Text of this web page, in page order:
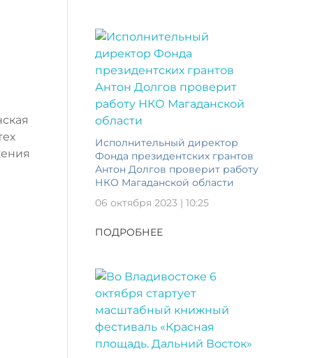
Исполнительный директор
Фонда президентских грантов
Антон Долгов проверит работу
НКО Магаданской области
06 октября 2023 | 10:25
ПОДРОБНЕЕ